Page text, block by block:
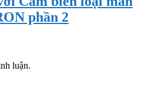
phần 2
luận.